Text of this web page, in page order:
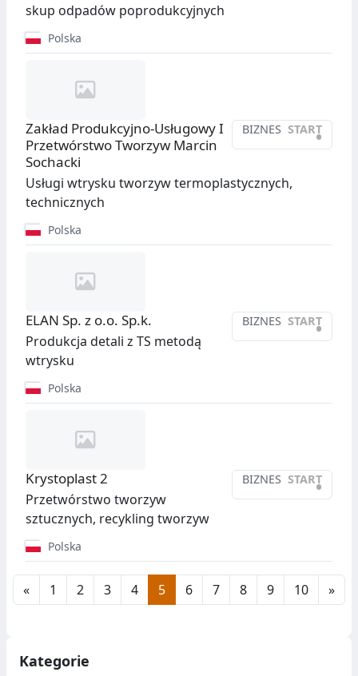
skup odpadów poprodukcyjnych
Polska
BIZNES START
•
Zakład Produkcyjno-Usługowy I
Przetwórstwo Tworzyw Marcin
Sochacki
Usługi wtrysku tworzyw termoplastycznych,
technicznych
Polska
BIZNES START
•
ELAN Sp. z o.o. Sp.k.
Produkcja detali z TS metodą
wtrysku
Polska
BIZNES START
•
Krystoplast 2
Przetwórstwo tworzyw
sztucznych, recykling tworzyw
Polska
« 1 2 3 4 5 6 7 8 9 10 »
Kategorie